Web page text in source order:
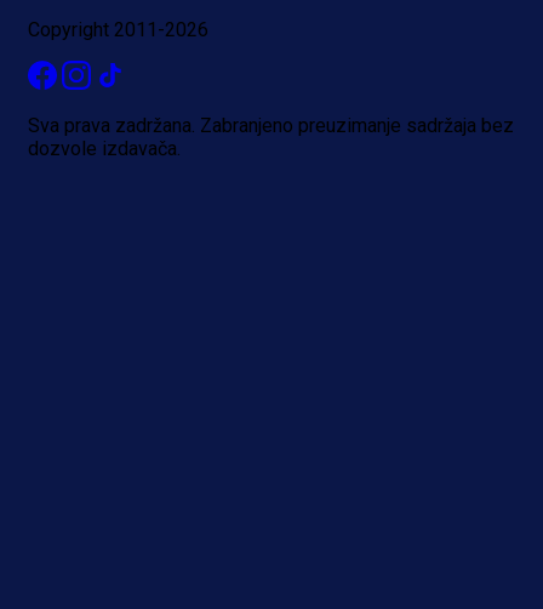
Copyright 2011-2026
Sva prava zadržana. Zabranjeno preuzimanje sadržaja bez
dozvole izdavača.